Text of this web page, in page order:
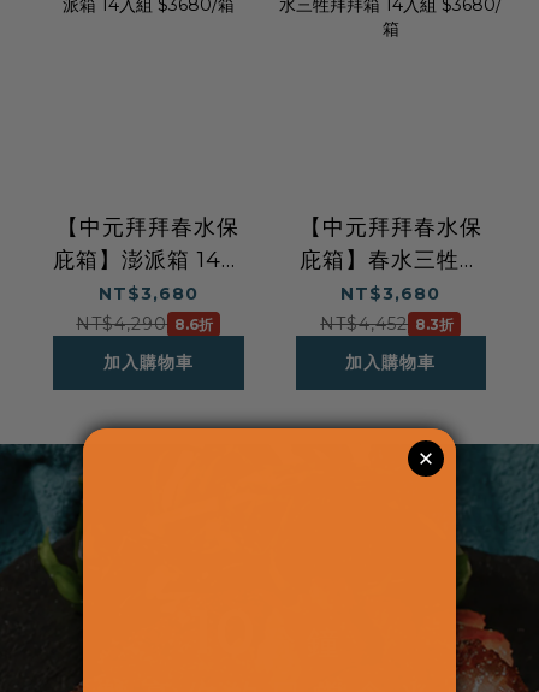
【中元拜拜春水保
庇箱】澎派箱 14入
組 $3680/箱
NT$3,680
NT$4,290 8.6折
加入購物車
【中元拜拜春水保
庇箱】春水三牲拜
拜箱 14入組
$3680/箱
NT$3,680
NT$4,452 8.3折
加入購物車